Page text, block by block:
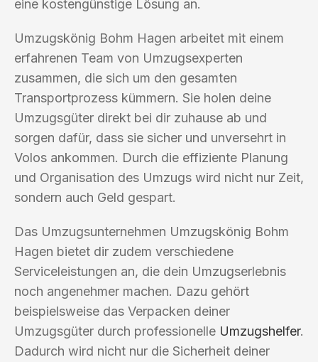
eine kostengünstige Lösung an.
Umzugskönig Bohm Hagen arbeitet mit einem
erfahrenen Team von Umzugsexperten
zusammen, die sich um den gesamten
Transportprozess kümmern. Sie holen deine
Umzugsgüter direkt bei dir zuhause ab und
sorgen dafür, dass sie sicher und unversehrt in
Volos ankommen. Durch die effiziente Planung
und Organisation des Umzugs wird nicht nur Zeit,
sondern auch Geld gespart.
Das Umzugsunternehmen Umzugskönig Bohm
Hagen bietet dir zudem verschiedene
Serviceleistungen an, die dein Umzugserlebnis
noch angenehmer machen. Dazu gehört
beispielsweise das Verpacken deiner
Umzugsgüter durch professionelle Umzugshelfer.
Dadurch wird nicht nur die Sicherheit deiner